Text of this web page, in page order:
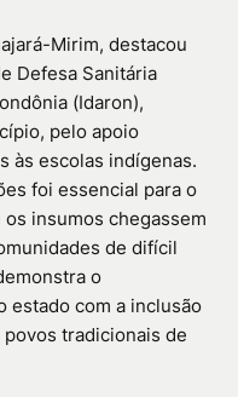
Mirim, destacou
Defesa Sanitária
(Idaron),
pelo apoio
às escolas indígenas.
foi essencial para o
insumos chegassem
de difícil
o
estado com a inclusão
tradicionais de